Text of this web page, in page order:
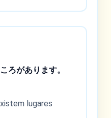
ろがあります。
lugares